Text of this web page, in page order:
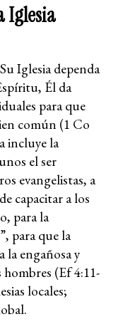
Iglesia
Iglesia dependa
Él da
para que
común (1 Co
incluye la
el ser
evangelistas, a
capacitar a los
para la
para que la
la engañosa y
(Ef 4:11-
locales;